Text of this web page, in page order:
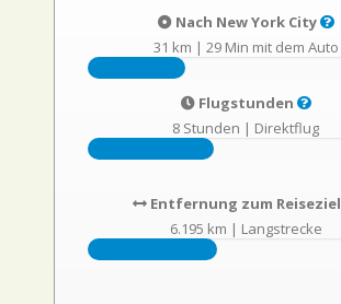
Nach New York City
31 km | 29 Min mit dem Auto
Flugstunden
8 Stunden | Direktflug
Entfernung zum Reiseziel
6.195 km | Langstrecke